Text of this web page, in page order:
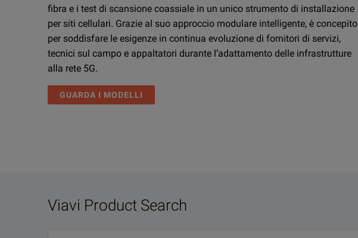
fibra e i test di scansione coassiale in un unico strumento di installazione
per siti cellulari. Grazie al suo approccio modulare intelligente, è concepito
per soddisfare le esigenze in continua evoluzione di fornitori di servizi,
tecnici sul campo e appaltatori durante l’adattamento delle infrastrutture
alla rete 5G.
GUARDA I MODELLI
Viavi Product Search